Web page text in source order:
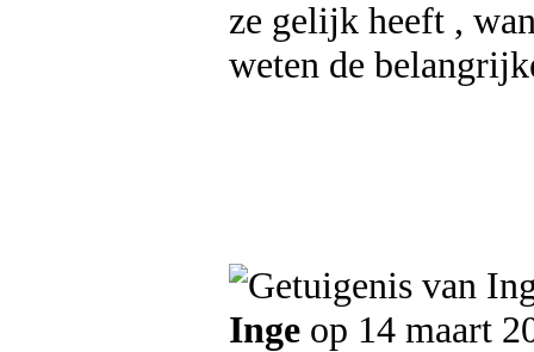
ze gelijk heeft ,
weten de
Inge op 14 maart